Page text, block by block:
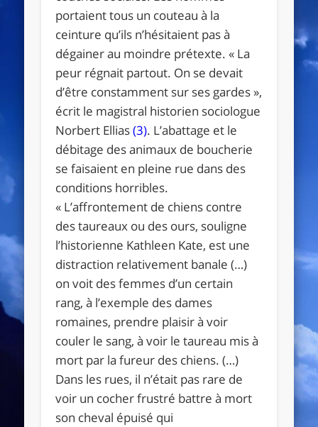
portaient tous un couteau à la
ceinture qu’ils n’hésitaient pas à
dégainer au moindre prétexte. « La
peur régnait partout. On se devait
d’être constamment sur ses gardes »,
écrit le magistral historien sociologue
Norbert Ellias(3). L’abattage et le
débitage des animaux de boucherie
se faisaient en pleine rue dans des
conditions horribles.
« L’affrontement de chiens contre
des taureaux ou des ours, souligne
l’historienne Kathleen Kate, est une
distraction relativement banale (…)
on voit des femmes d’un certain
rang, à l’exemple des dames
romaines, prendre plaisir à voir
couler le sang, à voir le taureau mis à
mort par la fureur des chiens. (…)
Dans les rues, il n’était pas rare de
voir un cocher frustré battre à mort
son cheval épuisé qui